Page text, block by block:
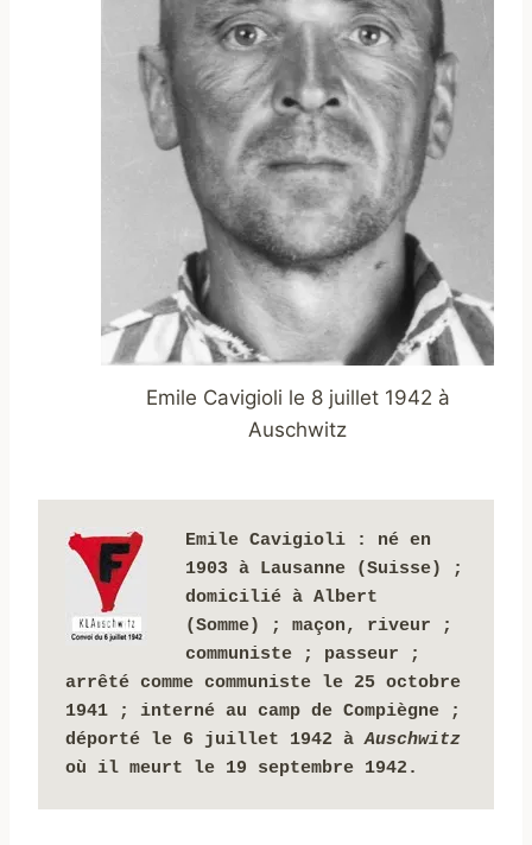
Emile Cavigioli le 8 juillet 1942 à
Auschwitz
Emile Cavigioli : né en
1903 à Lausanne (Suisse) ;
domicilié à Albert
(Somme) ; maçon, riveur ;
communiste ; passeur ;
arrêté comme communiste le 25 octobre
1941
; interné au camp de Compiègne ;
déporté le 6 juillet 1942 à
Auschwitz
où il meurt le 19 septembre 1942.